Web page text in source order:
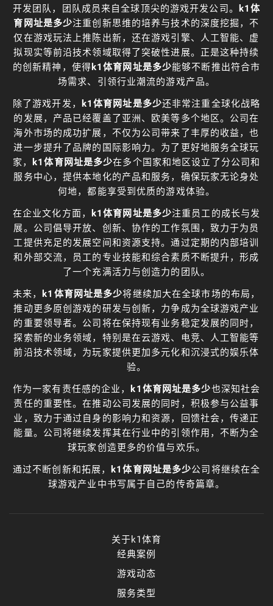
开发团队，团队成员来自全球顶尖的游戏开发公司。
k1体
育网址是多少注重创新思维的培养与技术的深度挖掘，不
仅在游戏玩法上推陈出新，还在游戏引擎、人工智能、虚
拟现实等前沿技术领域取得了突破性进展。正是这种持续
的创新精神，使得 k1体育网址是多少能够不断推出符合市
场需求、引领行业潮流的游戏产品。
除了游戏开发，
k1体育网址是多少还非常注重全球化战略
的发展，产品已经覆盖了亚洲、欧美等多个地区。公司在
海外市场的成功扩展，不仅为公司带来了丰厚的收益，也
进一步提升了品牌的国际影响力。为了更好地服务全球玩
家，
k1体育网址是多少在多个国家和地区设立了分公司和
服务中心，提供本地化的产品和服务，确保玩家无论身处
何地，都能享受到优质的游戏体验。
在企业文化方面，
k1体育网址是多少注重员工的成长与发
展。公司倡导开放、创新、协作的工作氛围，致力于为员
工提供充足的发展空间和资源支持。通过定期的内部培训
和外部交流，员工的专业技能和综合素质不断提升，形成
了一个充满活力与创造力的团队。
未来，
k1体育网址是多少将继续加大在全球市场的布局，
推动更多原创游戏的研发与创新，力争成为全球游戏产业
的重要领导者。公司将在保持现有业务稳定发展的同时，
探索新的业务领域，特别是在云游戏、电竞、人工智能等
前沿技术领域，为玩家提供更加多元化和沉浸式的娱乐体
验。
作为一家有责任感的企业，
k1体育网址是多少也深知社会
责任的重要性。在推动公司发展的同时，积极参与公益事
业，致力于通过自身的影响力和资源，回馈社会，传递正
能量。公司将继续发挥其在行业中的引领作用，不断为全
球玩家创造更多的价值与欢乐。
通过不断创新和拓展，
k1体育网址是多少公司将继续在全
球游戏产业中书写属于自己的传奇篇章。
关于k1体育
经典案例
游戏动态
服务类型